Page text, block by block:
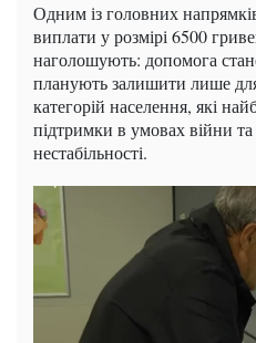
Одним із головних
виплати у розмірі 6500
наголошують: допомога
планують залишити лише
категорій населення, які
підтримки в умовах війни та
нестабільності.